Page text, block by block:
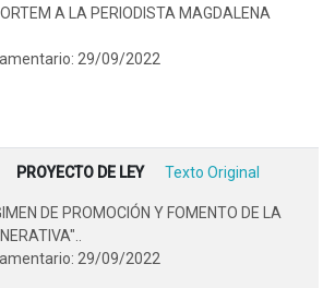
A LA PERIODISTA MAGDALENA
29/09/2022
PROYECTO DE LEY Texto Original
DE PROMOCIÓN Y FOMENTO DE LA
29/09/2022